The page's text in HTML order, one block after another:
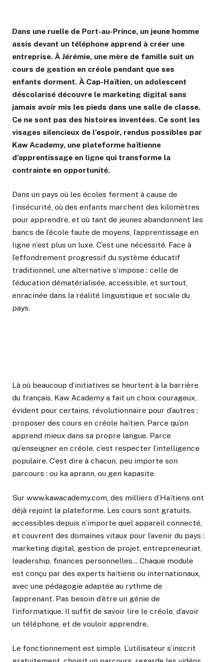
Dans une ruelle de Port-au-Prince, un jeune homme
assis devant un téléphone apprend à créer une
entreprise. À Jérémie, une mère de famille suit un
cours de gestion en créole pendant que ses
enfants dorment. À Cap-Haïtien, un adolescent
déscolarisé découvre le marketing digital sans
jamais avoir mis les pieds dans une salle de classe.
Ce ne sont pas des histoires inventées. Ce sont les
visages silencieux de l’espoir, rendus possibles par
Kaw Academy, une plateforme haïtienne
d’apprentissage en ligne qui transforme la
contrainte en opportunité.
Dans un pays où les écoles ferment à cause de
l’insécurité, où des enfants marchent des kilomètres
pour apprendre, et où tant de jeunes abandonnent les
bancs de l’école faute de moyens, l’apprentissage en
ligne n’est plus un luxe. C’est une nécessité. Face à
l’effondrement progressif du système éducatif
traditionnel, une alternative s’impose : celle de
l’éducation dématérialisée, accessible, et surtout,
enracinée dans la réalité linguistique et sociale du
pays.
Là où beaucoup d’initiatives se heurtent à la barrière
du français, Kaw Academy a fait un choix courageux,
évident pour certains, révolutionnaire pour d’autres :
proposer des cours en créole haïtien. Parce qu’on
apprend mieux dans sa propre langue. Parce
qu’enseigner en créole, c’est respecter l’intelligence
populaire. C’est dire à chacun, peu importe son
parcours : ou ka aprann, ou gen kapasite.
Sur www.kawacademy.com, des milliers d’Haïtiens ont
déjà rejoint la plateforme. Les cours sont gratuits,
accessibles depuis n’importe quel appareil connecté,
et couvrent des domaines vitaux pour l’avenir du pays :
marketing digital, gestion de projet, entrepreneuriat,
leadership, finances personnelles… Chaque module
est conçu par des experts haïtiens ou internationaux,
avec une pédagogie adaptée au rythme de
l’apprenant. Pas besoin d’être un génie de
l’informatique. Il suffit de savoir lire le créole, d’avoir
un téléphone, et de vouloir apprendre.
Le fonctionnement est simple. L’utilisateur s’inscrit